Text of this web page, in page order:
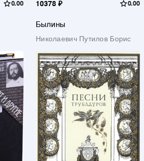
0.00 10378 ₽ 0.00
Былины
Николаевич Путилов Борис